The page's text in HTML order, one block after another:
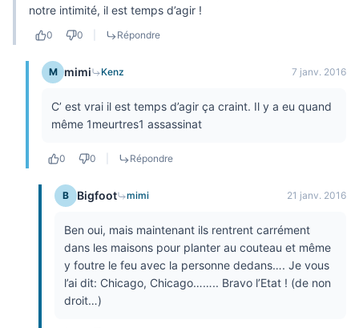
notre intimité, il est temps d’agir !
0 0 Répondre
M mimi Kenz 7 janv. 2016
C’ est vrai il est temps d’agir ça craint. Il y a eu quand
même 1meurtres1 assassinat
0 0 Répondre
B Bigfoot mimi 21 janv. 2016
Ben oui, mais maintenant ils rentrent carrément
dans les maisons pour planter au couteau et même
y foutre le feu avec la personne dedans…. Je vous
l’ai dit: Chicago, Chicago…….. Bravo l’Etat ! (de non
droit…)